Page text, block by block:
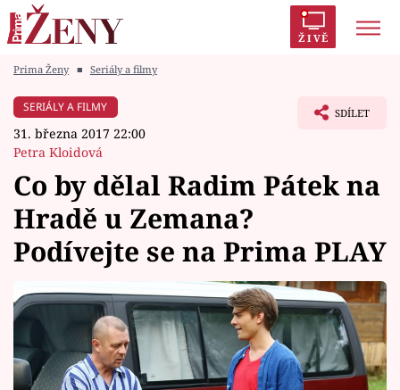
ŽIVĚ
Módní alarm
Témata
Celebrity
Vztahy
Seriály
Prima Ženy ■ Seriály a filmy
SERIÁLY A FILMY
31. března 2017 22:00
Petra Kloidová
SDÍLET
Co by dělal Radim Pátek na
Hradě u Zemana?
Podívejte se na Prima PLAY